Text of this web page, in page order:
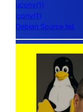
uconv(1)
iconv(1)
Debian Source list